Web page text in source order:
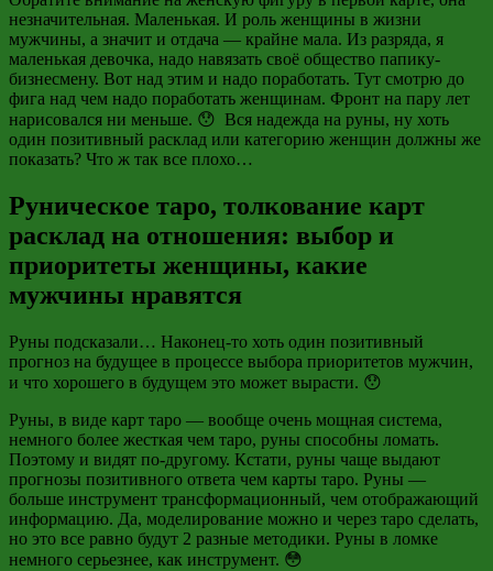
незначительная. Маленькая. И роль женщины в жизни
мужчины, а значит и отдача — крайне мала. Из разряда, я
маленькая девочка, надо навязать своё общество папику-
бизнесмену. Вот над этим и надо поработать. Тут смотрю до
фига над чем надо поработать женщинам. Фронт на пару лет
нарисовался ни меньше. 😯 Вся надежда на руны, ну хоть
один позитивный расклад или категорию женщин должны же
показать? Что ж так все плохо…
Руническое таро, толкование карт
расклад на отношения: выбор и
приоритеты женщины, какие
мужчины нравятся
Руны подсказали… Наконец-то хоть один позитивный
прогноз на будущее в процессе выбора приоритетов мужчин,
и что хорошего в будущем это может вырасти. 😯
Руны, в виде карт таро — вообще очень мощная система,
немного более жесткая чем таро, руны способны ломать.
Поэтому и видят по-другому. Кстати, руны чаще выдают
прогнозы позитивного ответа чем карты таро. Руны —
больше инструмент трансформационный, чем отображающий
информацию. Да, моделирование можно и через таро сделать,
но это все равно будут 2 разные методики. Руны в ломке
немного серьезнее, как инструмент. 😳